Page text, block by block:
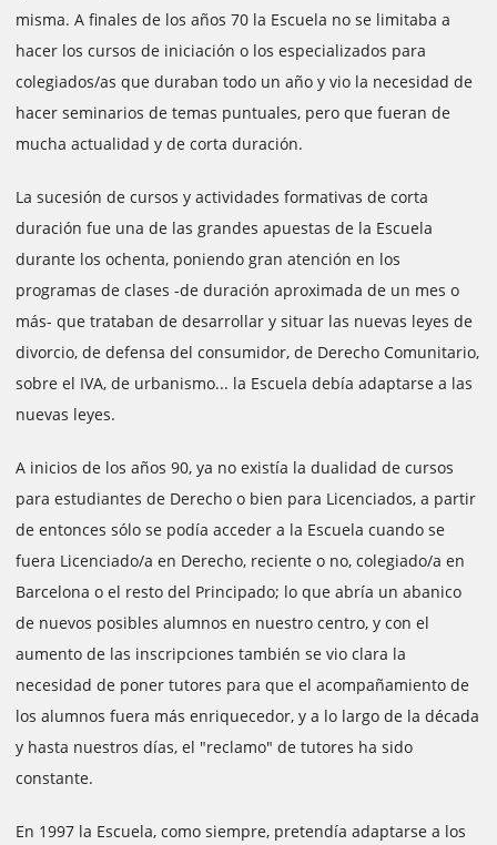
misma. A finales de los años 70 la Escuela no se limitaba a
hacer los cursos de iniciación o los especializados para
colegiados/as que duraban todo un año y vio la necesidad de
hacer seminarios de temas puntuales, pero que fueran de
mucha actualidad y de corta duración.
La sucesión de cursos y actividades formativas de corta
duración fue una de las grandes apuestas de la Escuela
durante los ochenta, poniendo gran atención en los
programas de clases -de duración aproximada de un mes o
más- que trataban de desarrollar y situar las nuevas leyes de
divorcio, de defensa del consumidor, de Derecho Comunitario,
sobre el IVA, de urbanismo... la Escuela debía adaptarse a las
nuevas leyes.
A inicios de los años 90, ya no existía la dualidad de cursos
para estudiantes de Derecho o bien para Licenciados, a partir
de entonces sólo se podía acceder a la Escuela cuando se
fuera Licenciado/a en Derecho, reciente o no, colegiado/a en
Barcelona o el resto del Principado; lo que abría un abanico
de nuevos posibles alumnos en nuestro centro, y con el
aumento de las inscripciones también se vio clara la
necesidad de poner tutores para que el acompañamiento de
los alumnos fuera más enriquecedor, y a lo largo de la década
y hasta nuestros días, el "reclamo" de tutores ha sido
constante.
En 1997 la Escuela, como siempre, pretendía adaptarse a los